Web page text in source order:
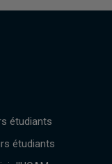
étudiants
étudiants